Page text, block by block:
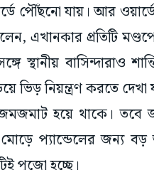
পৌঁছনো যায়। আর
এখানকার প্রতিটি
বাসিন্দারাও
ভিড় নিয়ন্ত্রণ করতে দেখা
জমজমাট হয়ে থাকে। তবে
প্যান্ডেলের জন্য বড়